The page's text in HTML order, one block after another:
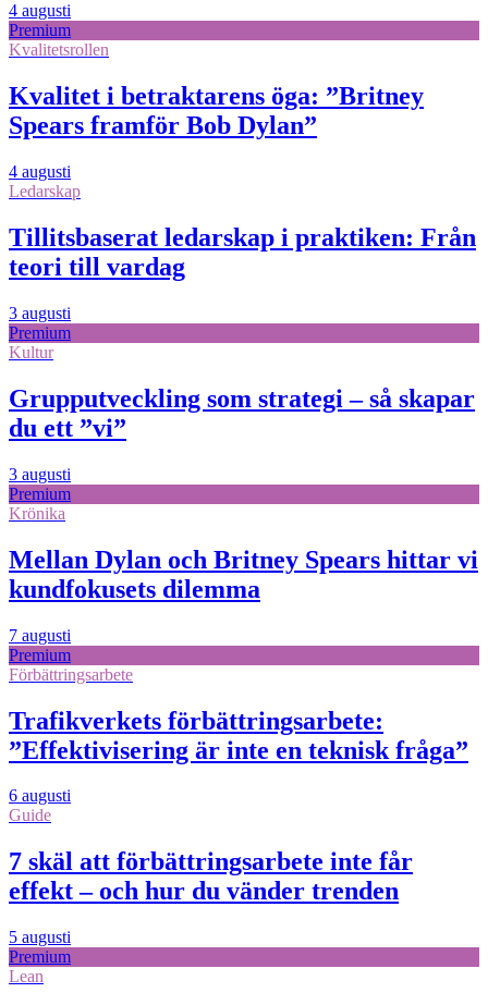
4 augusti
Premium
Kvalitetsrollen
Kvalitet i betraktarens öga: ”Britney
Spears framför Bob Dylan”
4 augusti
Ledarskap
Tillitsbaserat ledarskap i praktiken: Från
teori till vardag
3 augusti
Premium
Kultur
Grupputveckling som strategi – så skapar
du ett ”vi”
3 augusti
Premium
Krönika
Mellan Dylan och Britney Spears hittar vi
kundfokusets dilemma
7 augusti
Premium
Förbättringsarbete
Trafikverkets förbättringsarbete:
”Effektivisering är inte en teknisk fråga”
6 augusti
Guide
7 skäl att förbättringsarbete inte får
effekt – och hur du vänder trenden
5 augusti
Premium
Lean